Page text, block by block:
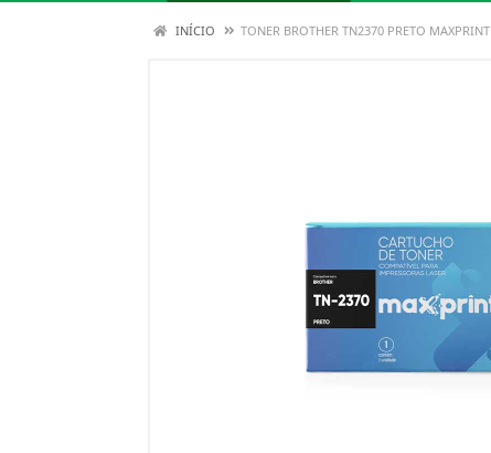
INÍCIO TONER BROTHER TN2370 PRETO MAXPRINT